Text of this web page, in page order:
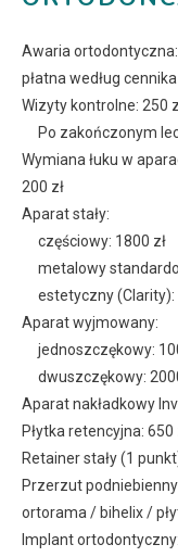
Awaria
płatna według cennika
Wizyty kontrolne: 250
Po zakończonym
Wymiana łuku w
200 zł
Aparat stały:
częściowy: 1800 zł
metalowy
estetyczny (Clarity):
Aparat wyjmowany:
jednoszczękowy:
dwuszczękowy:
Aparat nakładkowy
Płytka retencyjna: 650
Retainer stały (1
Przerzut
ortorama / bihelix /
Implant